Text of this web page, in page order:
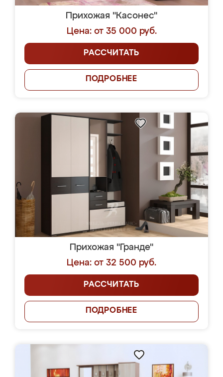
Прихожая "Касонес"
Цена: от 35 000 руб.
РАССЧИТАТЬ
ПОДРОБНЕЕ
Прихожая "Гранде"
Цена: от 32 500 руб.
РАССЧИТАТЬ
ПОДРОБНЕЕ